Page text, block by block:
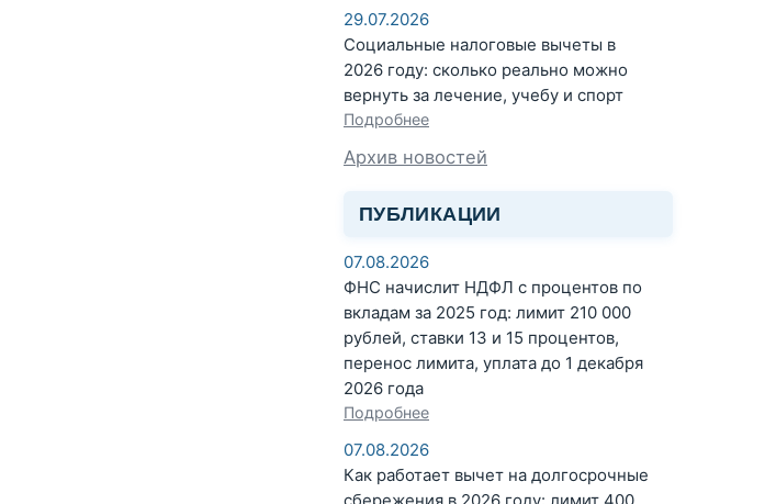
29.07.2026
Социальные налоговые вычеты в
2026 году: сколько реально можно
вернуть за лечение, учебу и спорт
Подробнее
Архив новостей
ПУБЛИКАЦИИ
07.08.2026
ФНС начислит НДФЛ с процентов по
вкладам за 2025 год: лимит 210 000
рублей, ставки 13 и 15 процентов,
перенос лимита, уплата до 1 декабря
2026 года
Подробнее
07.08.2026
Как работает вычет на долгосрочные
сбережения в 2026 году: лимит 400